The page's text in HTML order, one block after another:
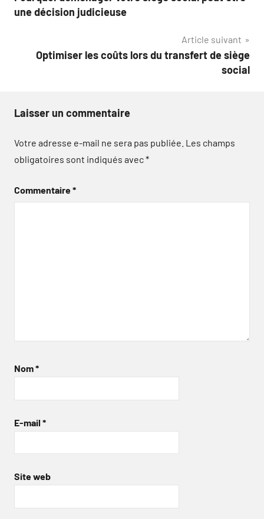
de
une décision judicieuse
Article suivant
Optimiser les coûts lors du transfert de siège
social
Laisser un commentaire
Votre adresse e-mail ne sera pas publiée. Les champs
obligatoires sont indiqués avec*
Commentaire*
Nom*
E-mail *
Site web